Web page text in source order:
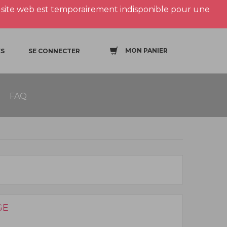
web est temporairement indisponible pour une
SE CONNECTER MON PANIER
FAQ